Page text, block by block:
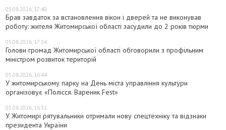
05.08.2026, 17:40
Брав завдаток за встановлення вікон і дверей та не виконував
роботу: жителя Житомирської області засудили до 2 років тюрми
05.08.2026, 17:34
Голови громад Житомирської області обговорили з профільним
міністром розвиток територій
05.08.2026, 16:44
У житомирському парку на День міста управління культури
організовує «Полісся. Вареник Fest»
05.08.2026, 16:31
У Житомирі рятувальники отримали нову спецтехніку та відзнаки
президента України